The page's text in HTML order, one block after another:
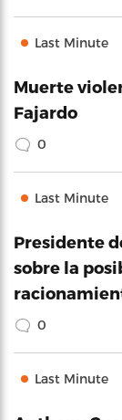
Last Minute
Muerte
Fajardo
0
Last Minute
Presidente
sobre la
0
Last Minute